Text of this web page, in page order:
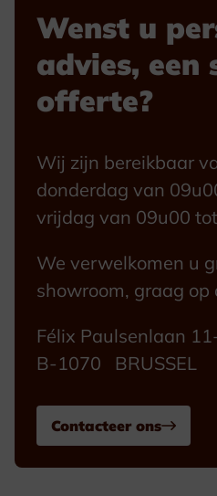
Wenst u
advies, een
offerte?
Wij zijn bereikbaar
donderdag van
vrijdag van 09u00
We verwelkomen u
showroom, graag op
Félix Paulsenlaan
B-1070 BRUSSEL
Contacteer ons